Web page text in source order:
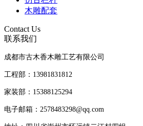
木雕配套
Contact Us
联系我们
成都市古木香木雕工艺有限公司
工程部：13981831812
家装部：15388125294
电子邮箱：2578483298@qq.com